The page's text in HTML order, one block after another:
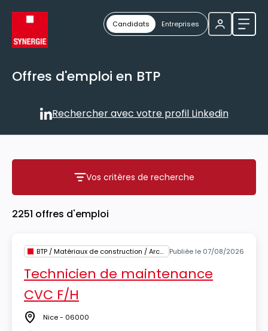
Candidats Entreprises
Offres d'emploi en BTP
Rechercher avec votre
Rechercher avec votre profil Linkedin
Vos critères de recherche
Vos critères de recherche
2251 offres d'emploi
BTP / Matériaux de construction / Architecture Publiée le 07/08/2026
Technicien de maintenance
CVC F/H
Lieu Nice - 06000